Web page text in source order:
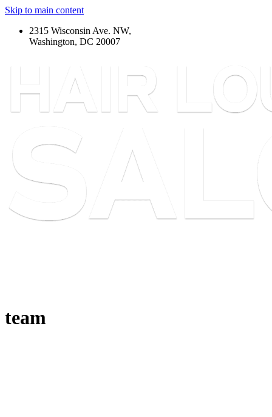
Skip to main content
2315 Wisconsin Ave. NW,
Washington, DC 20007
team